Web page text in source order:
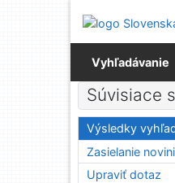
Prejsť na
Prehlásenie
Vyhľadávanie
Súvisiace
Výsledky
Zasielanie
Upraviť dotaz